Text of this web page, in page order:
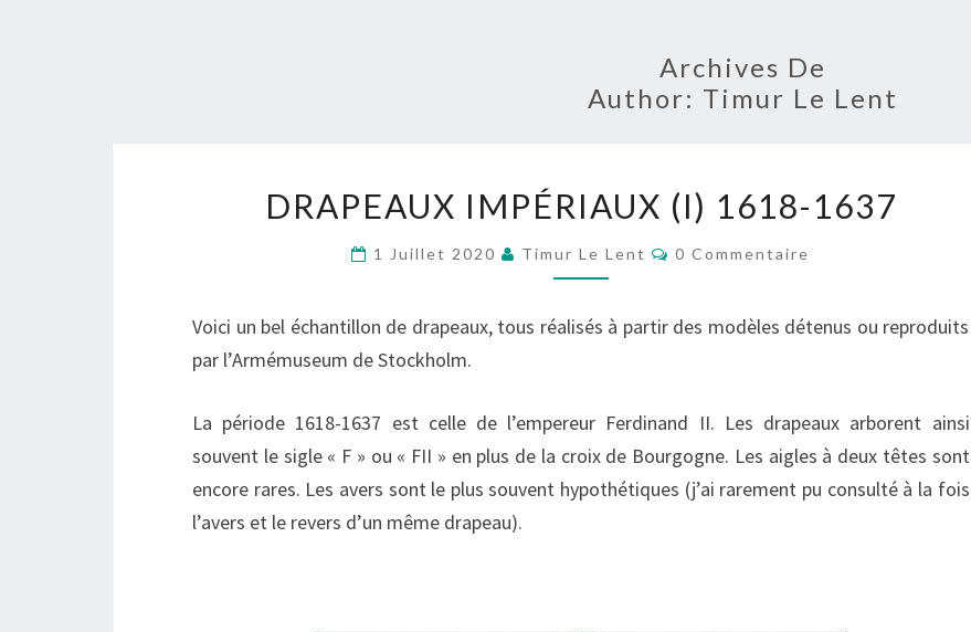
Archives De
Author: Timur Le Lent
IMPÉRIAUX
(I)
1618-
DRAPEAUX IMPÉRIAUX (I) 1618-1637
1 Juillet 2020 Timur Le Lent Commentaires
0 Commentaire
Voici un bel échantillon de drapeaux, tous réalisés à partir des modèles détenus ou reproduits
par l’Armémuseum de Stockholm.
La période 1618-1637 est celle de l’empereur Ferdinand II. Les drapeaux arborent ainsi
souvent le sigle « F » ou « FII » en plus de la croix de Bourgogne. Les aigles à deux têtes sont
encore rares. Les avers sont le plus souvent hypothétiques (j’ai rarement pu consulté à la fois
l’avers et le revers d’un même drapeau).